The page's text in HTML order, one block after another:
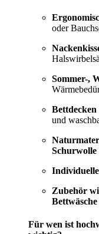
oder
Sommer-,
und
Schurwolle
Zubehör
Bettwäsche
Für wen ist